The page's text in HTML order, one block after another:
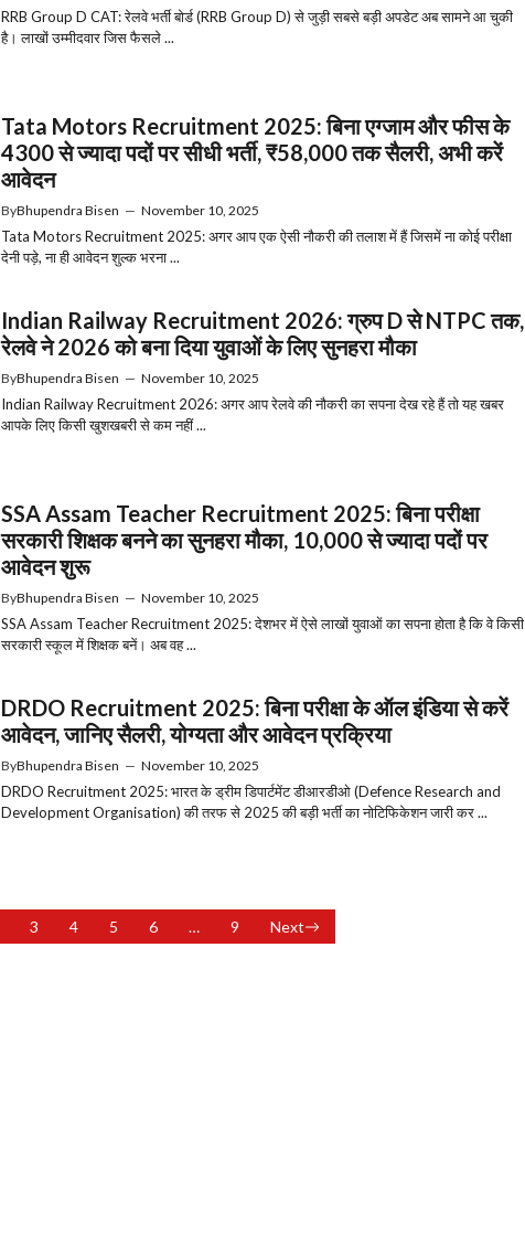
RRB Group D CAT: रेलवे भर्ती बोर्ड (RRB Group D) से जुड़ी सबसे बड़ी अपडेट अब सामने आ चुकी
है। लाखों उम्मीदवार जिस फैसले ...
Tata Motors Recruitment 2025: बिना एग्जाम और फीस के
4300 से ज्यादा पदों पर सीधी भर्ती, ₹58,000 तक सैलरी, अभी करें
आवेदन
ByBhupendra Bisen — November 10, 2025
Tata Motors Recruitment 2025: अगर आप एक ऐसी नौकरी की तलाश में हैं जिसमें ना कोई परीक्षा
देनी पड़े, ना ही आवेदन शुल्क भरना ...
Indian Railway Recruitment 2026: ग्रुप D से NTPC तक,
रेलवे ने 2026 को बना दिया युवाओं के लिए सुनहरा मौका
ByBhupendra Bisen — November 10, 2025
Indian Railway Recruitment 2026: अगर आप रेलवे की नौकरी का सपना देख रहे हैं तो यह खबर
आपके लिए किसी खुशखबरी से कम नहीं ...
SSA Assam Teacher Recruitment 2025: बिना परीक्षा
सरकारी शिक्षक बनने का सुनहरा मौका, 10,000 से ज्यादा पदों पर
आवेदन शुरू
ByBhupendra Bisen — November 10, 2025
SSA Assam Teacher Recruitment 2025: देशभर में ऐसे लाखों युवाओं का सपना होता है कि वे किसी
सरकारी स्कूल में शिक्षक बनें। अब वह ...
DRDO Recruitment 2025: बिना परीक्षा के ऑल इंडिया से करें
आवेदन, जानिए सैलरी, योग्यता और आवेदन प्रक्रिया
ByBhupendra Bisen — November 10, 2025
DRDO Recruitment 2025: भारत के ड्रीम डिपार्टमेंट डीआरडीओ (Defence Research and
Development Organisation) की तरफ से 2025 की बड़ी भर्ती का नोटिफिकेशन जारी कर ...
3 4 5 6 … 9 Next